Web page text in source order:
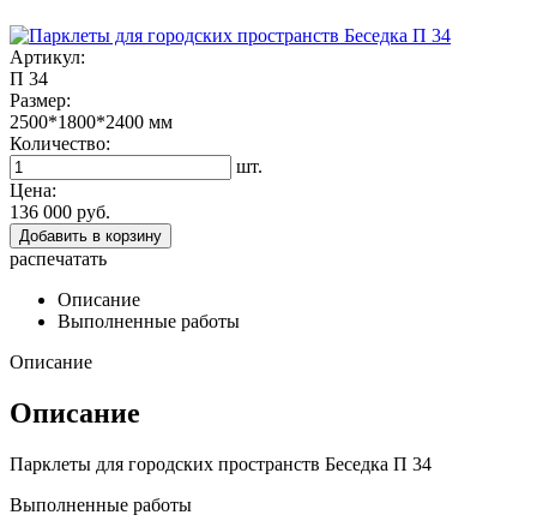
Артикул:
П 34
Размер:
2500*1800*2400 мм
Количество:
шт.
Цена:
136 000 руб.
Добавить в корзину
распечатать
Описание
Выполненные работы
Описание
Описание
Парклеты для городских пространств Беседка П 34
Выполненные работы